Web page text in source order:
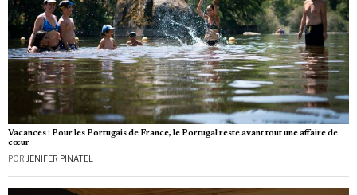
Vacances : Pour les Portugais de France, le Portugal reste avant tout une affaire de
cœur
POR JENIFER PINATEL